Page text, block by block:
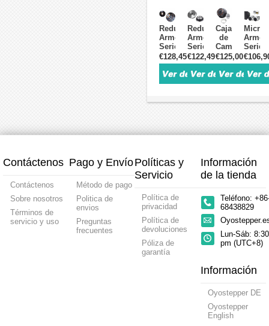
160:1
para
motor
paso
a
paso/servomotor,
brazo
robótico
CNC
Relación
30:1-
100:1
para
Motor
Paso
a
Paso/Servo
para
Servomotor
seg-
arc
para
Brazo
Robot
Reductor
Armónico
Serie
ZXK
Tipo
Hueco
Relación
160:1
€128,45
Reductor
Armónico
Serie
ZXJ
Tipo
Eje
de
Relación
seg-
€122,49
Caja
de
Cambios
Armónica
Serie
ZXS
Tipo
Relación
Motor
Paso/Servo
€125,00
Serie
30/50/
Caja
Contáctenos
Contáctenos
Sobre nosotros
Términos de
servicio y uso
Pago y Envío
Método de pago
Politica de
envios
Preguntas
frecuentes
Políticas y
Servicio
Política de
privacidad
Política de
devoluciones
Póliza de
garantía
Información
de la tienda
Teléfono:
68438829
Lun-Sáb:
pm (UTC+8)
Información
Oyostepper DE
Oyostepper
English